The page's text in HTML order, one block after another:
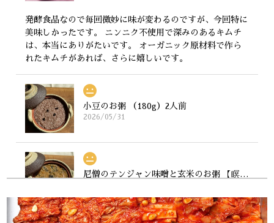
発酵食品なので毎回微妙に味が変わるのですが、今回特に
美味しかったです。 ニンニク不使用で深みのあるキムチ
は、本当にありがたいです。 オーガニック原材料で作ら
れたキムチがあれば、さらに嬉しいです。
小豆のお粥 （180g）2人前
2026/05/31
尼僧のテンジャン味噌と玄米のお粥 【瞑想する味噌。有機若大根の若葉】（180g）2人前